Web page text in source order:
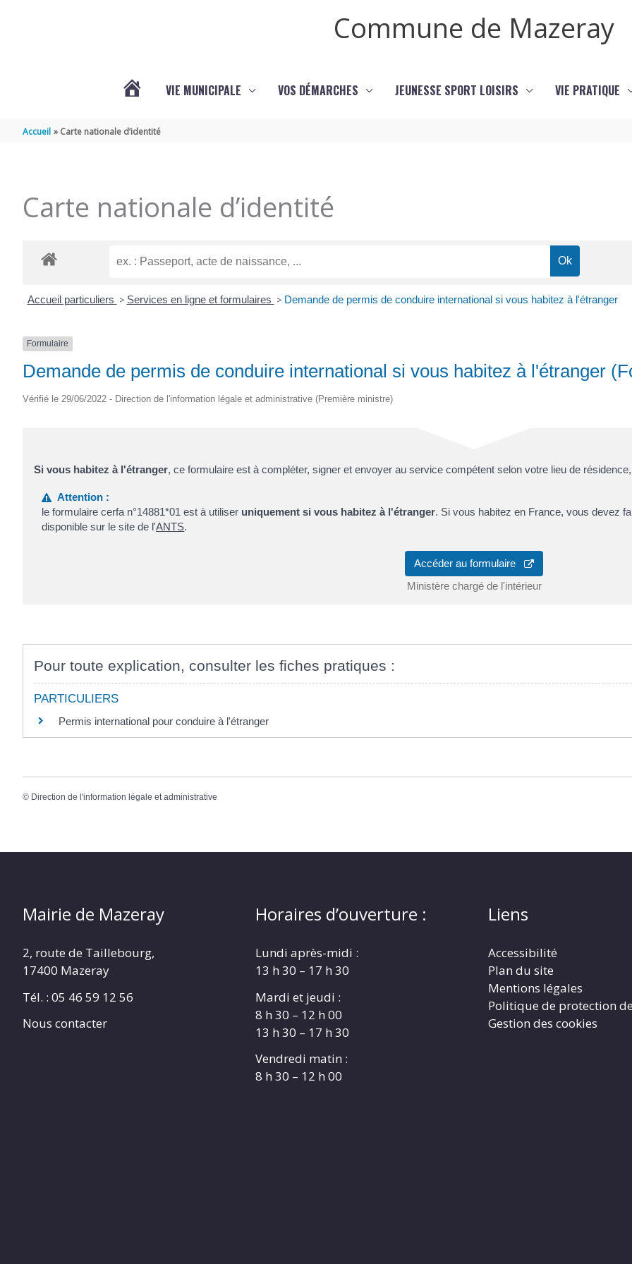
Commune de Mazeray
MAZERAY
VIE MUNICIPALE VOS DÉMARCHES JEUNESSE SPORT LOISIRS VIE PRATIQUE
Accueil Carte nationale d’identité
Carte nationale d’identité
Accueil particuliers > Services en ligne et formulaires > Demande de permis de conduire international si vous habitez à l'étranger
Formulaire
Demande de permis de conduire international si vous habitez à l'étranger
Vérifié le 29/06/2022 - Direction de l'information légale et administrative (Première ministre)
Si vous habitez à l'étranger, ce formulaire est à compléter, signer et envoyer au service compétent selon votre lieu de
Attention :
le formulaire cerfa n°14881*01 est à utiliser uniquement si vous habitez à l'étranger. Si vous habitez en France, vous devez
disponible sur le site de l'ANTS.
Accéder au formulaire
Ministère chargé de l'intérieur
Pour toute explication, consulter les fiches pratiques :
PARTICULIERS
Permis international pour conduire à l'étranger
© Direction de l'information légale et administrative
Mairie de Mazeray
2, route de Taillebourg,
17400 Mazeray
Tél. : 05 46 59 12 56
Nous contacter
Horaires d’ouverture :
Lundi après-midi :
13 h 30 – 17 h 30
Mardi et jeudi :
8 h 30 – 12 h 00
13 h 30 – 17 h 30
Vendredi matin :
8 h 30 – 12 h 00
Liens
Accessibilité
Plan du site
Mentions légales
Politique de protection
Gestion des cookies